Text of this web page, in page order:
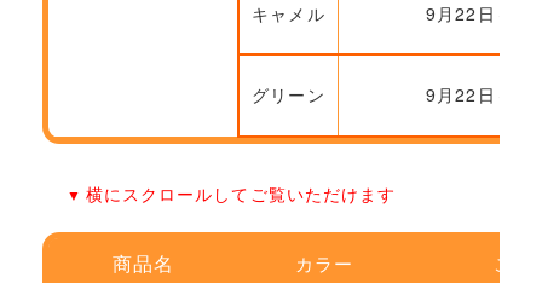
キャメル 9月22日～
グリーン 9月22日～
横にスクロールしてご覧いただけます
商品名 カラー ご注